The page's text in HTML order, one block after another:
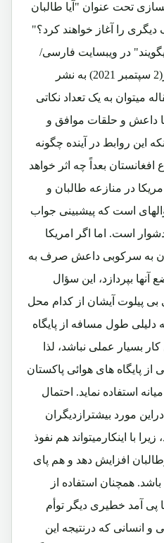
تحت عنوان " آیا طالبان
را آغاز خواهند کرد؟"
در ویبسایت فارسی/
دری بی بی سی همین امروز(2 سپتمبر 2021) به نشر
میتوان به یک تعداد نکاتی
داعش و حلقات موافق و
این روابط در آینده چگونه
بعداً چه اثر خواهد
در منازعه طالبان و
است که پیشبینی جواب
است. اما اگر امریکا
به سرکوبی داعش صرف به
آنها بپردازد، این سؤال
پیلوت آیشان از کدام محل
دلیلی طول مسافه از پایگاه
بسیار عملی نباشد، لذا
از پایگاه های هوائی پاکستان
استفاده نماید. احتمال
مورد بیشترازدیگران
با اینکارمیتواند هم نفوذ
افزایش دهد و هم پای
باشد. همچنان استفاده از
پی آمد خطیری دیگر توأم
و انسانی که درنتیجه این